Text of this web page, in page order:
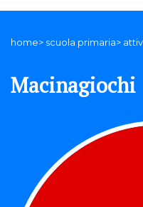
home> scuola primaria>
Macinagiochi